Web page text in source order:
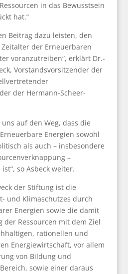
in das Bewusstsein
hat.“
Beitrag dazu leisten, den
der Erneuerbaren
voranzutreiben“, erklärt Dr.-
Vorstandsvorsitzender der
der Hermann-Scheer-
auf den Weg, dass die
Energien sowohl
als auch – insbesondere
–
so Asbeck weiter.
der Stiftung ist die
und Klimaschutzes durch
Energien sowie die damit
der Ressourcen mit dem Ziel
rationellen und
Energiewirtschaft, vor allem
von Bildung und
sowie einer daraus